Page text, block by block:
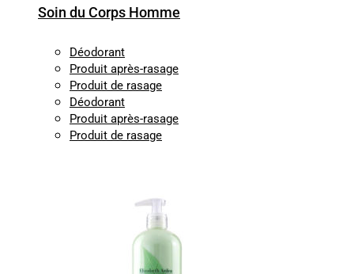
Soin du Corps Homme
Déodorant
Produit après-rasage
Produit de rasage
Déodorant
Produit après-rasage
Produit de rasage